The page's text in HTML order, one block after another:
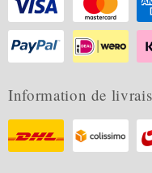
Information de